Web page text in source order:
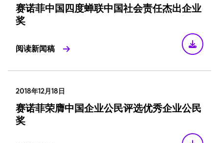
赛诺菲中国四度蝉联中国社会责任杰出企业
奖
阅读新闻稿
2018年12月18日
赛诺菲荣膺中国企业公民评选优秀企业公民
奖